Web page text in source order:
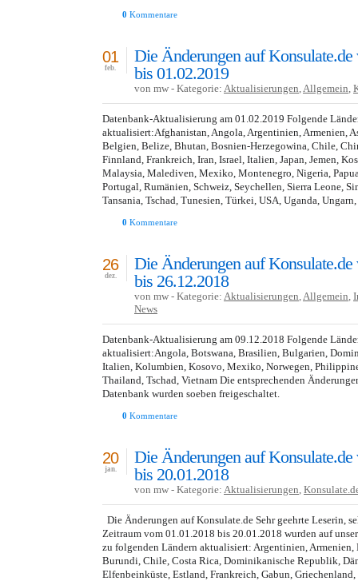
0 Kommentare
Die Änderungen auf
bis 01.02.2019
01
feb.
von mw - Kategorie: Aktualisierungen,Allgemein,
Datenbank-Aktualisierung am 01.02.2019 Folgende
aktualisiert:Afghanistan, Angola, Argentinien, Armenien,
Belgien, Belize, Bhutan, Bosnien-Herzegowina, Chile,
Finnland, Frankreich, Iran, Israel, Italien, Japan, Jemen,
Malaysia, Malediven, Mexiko, Montenegro, Nigeria,
Portugal, Rumänien, Schweiz, Seychellen, Sierra Leone,
Tansania, Tschad, Tunesien, Türkei, USA, Uganda,
0 Kommentare
Die Änderungen auf
bis 26.12.2018
26
dez.
von mw - Kategorie: Aktualisierungen,Allgemein,
News
Datenbank-Aktualisierung am 09.12.2018 Folgende
aktualisiert:Angola, Botswana, Brasilien, Bulgarien,
Italien, Kolumbien, Kosovo, Mexiko, Norwegen,
Thailand, Tschad, Vietnam Die entsprechenden
Datenbank wurden soeben freigeschaltet.
0 Kommentare
Die Änderungen auf
bis 20.01.2018
20
jan.
von mw - Kategorie: Aktualisierungen,
Die Änderungen auf Konsulate.de Sehr geehrte Leserin,
Zeitraum vom 01.01.2018 bis 20.01.2018 wurden auf
zu folgenden Ländern aktualisiert: Argentinien,
Burundi, Chile, Costa Rica, Dominikanische Republik,
Elfenbeinküste, Estland, Frankreich, Gabun,